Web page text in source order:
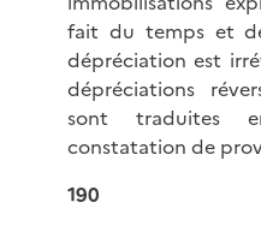
fait du temps et
dépréciation est
dépréciations
sont traduites
constatation de
190